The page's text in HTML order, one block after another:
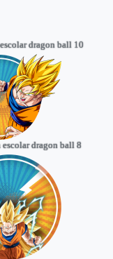
dragon ball 10
escolar dragon ball 8